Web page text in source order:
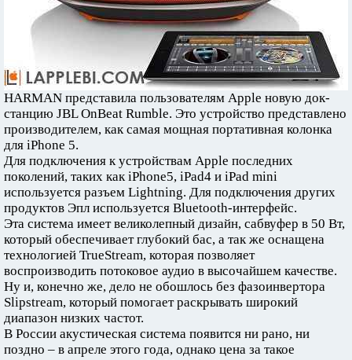
HARMAN представила пользователям Apple новую док-
станцию JBL OnBeat Rumble. Это устройство представлено
производителем, как самая мощная портативная колонка
для iPhone 5.
Для подключения к устройствам Apple последних
поколений, таких как iPhone5, iPad4 и iPad mini
используется разъем Lightning. Для подключения других
продуктов Эпл используется Bluetooth-интерфейс.
Эта система имеет великолепный дизайн, сабвуфер в 50 Вт,
который обеспечивает глубокий бас, а так же оснащена
технологией TrueStream, которая позволяет
воспроизводить потоковое аудио в высочайшем качестве.
Ну и, конечно же, дело не обошлось без фазоинвертора
Slipstream, который помогает раскрывать широкий
диапазон низких частот.
В России акустическая система появится ни рано, ни
поздно – в апреле этого года, однако цена за такое